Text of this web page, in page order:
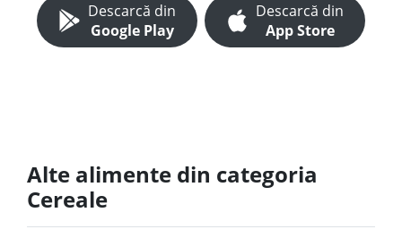
Descarcă din
Google Play
Descarcă din
App Store
Alte alimente din categoria
Cereale